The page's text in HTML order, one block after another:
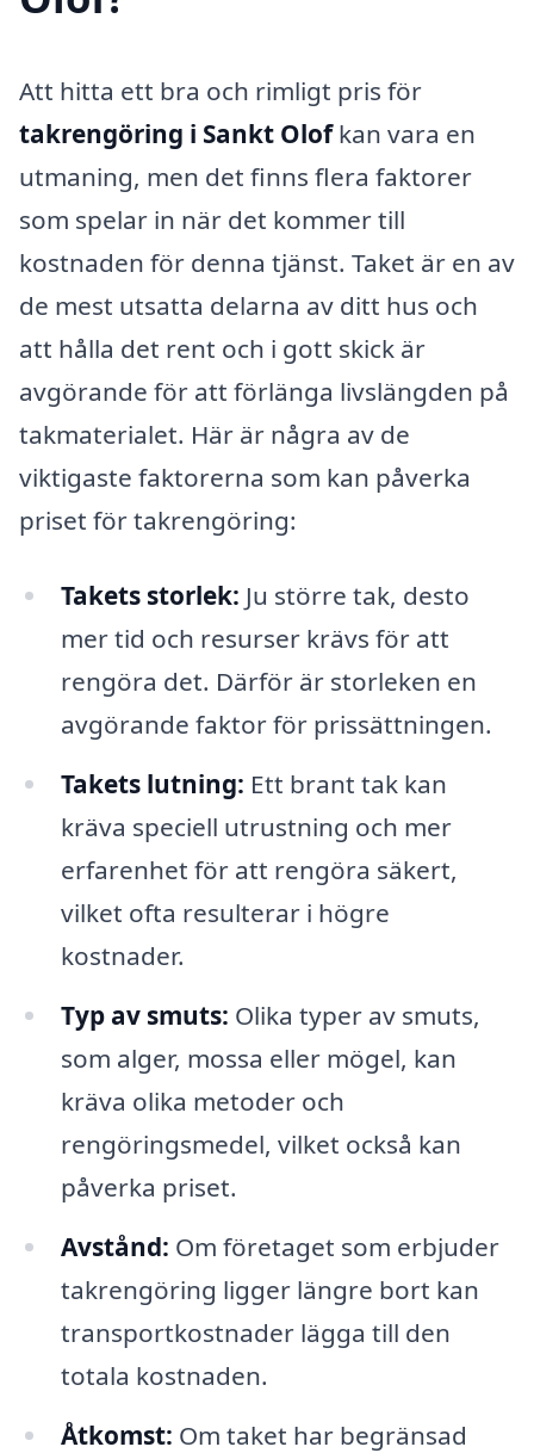
Att hitta ett bra och rimligt pris för
takrengöring i Sankt Olofkan vara en
utmaning, men det finns flera faktorer
som spelar in när det kommer till
kostnaden för denna tjänst. Taket är en av
de mest utsatta delarna av ditt hus och
att hålla det rent och i gott skick är
avgörande för att förlänga livslängden på
takmaterialet. Här är några av de
viktigaste faktorerna som kan påverka
priset för takrengöring:
Takets storlek: Ju större tak, desto
mer tid och resurser krävs för att
rengöra det. Därför är storleken en
avgörande faktor för prissättningen.
Takets lutning: Ett brant tak kan
kräva speciell utrustning och mer
erfarenhet för att rengöra säkert,
vilket ofta resulterar i högre
kostnader.
Typ av smuts: Olika typer av smuts,
som alger, mossa eller mögel, kan
kräva olika metoder och
rengöringsmedel, vilket också kan
påverka priset.
Avstånd: Om företaget som erbjuder
takrengöring ligger längre bort kan
transportkostnader lägga till den
totala kostnaden.
Åtkomst: Om taket har begränsad